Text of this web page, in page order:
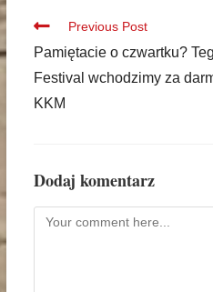
Previous Post
Pamiętacie o czwartku?
Festival wchodzimy za
KKM
Dodaj komentarz